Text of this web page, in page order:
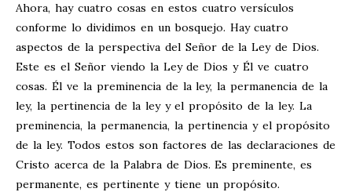
Ahora, hay cuatro cosas en estos cuatro versículos
conforme lo dividimos en un bosquejo. Hay cuatro
aspectos de la perspectiva del Señor de la Ley de Dios.
Este es el Señor viendo la Ley de Dios y Él ve cuatro
cosas. Él ve la preminencia de la ley, la permanencia de la
ley, la pertinencia de la ley y el propósito de la ley. La
preminencia, la permanencia, la pertinencia y el propósito
de la ley. Todos estos son factores de las declaraciones de
Cristo acerca de la Palabra de Dios. Es preminente, es
permanente, es pertinente y tiene un propósito.